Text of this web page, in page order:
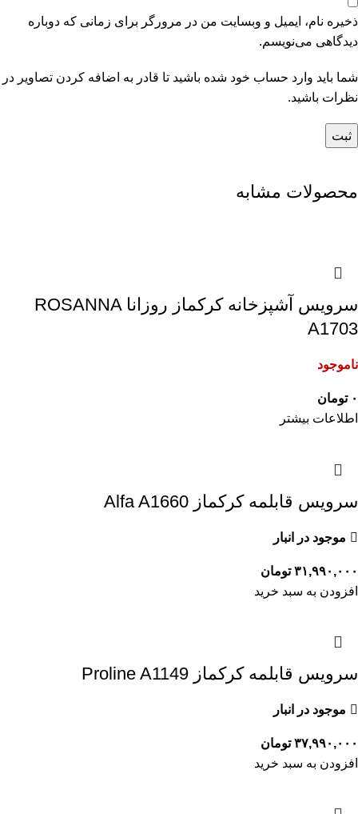
ذخیره نام، ایمیل و وبسایت من در مرورگر برای زمانی که دوباره
دیدگاهی می‌نویسم.
شما باید وارد حساب خود شده باشید تا قادر به اضافه کردن تصاویر در
نظرات باشید.
محصولات مشابه
سرویس آشپزخانه کرکماز روزانا ROSANNA
A1703
ناموجود
۰ تومان
اطلاعات بیشتر
سرویس قابلمه کرکماز Alfa A1660
موجود در انبار
۳۱,۹۹۰,۰۰۰ تومان
افزودن به سبد خرید
سرویس قابلمه کرکماز Proline A1149
موجود در انبار
۳۷,۹۹۰,۰۰۰ تومان
افزودن به سبد خرید